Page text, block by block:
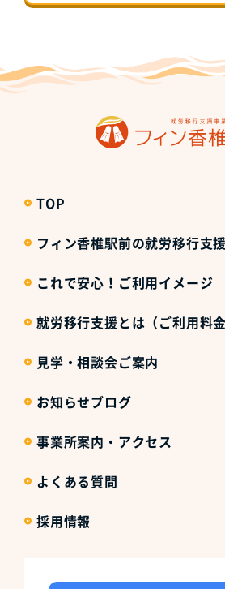
TOP
フィン香椎駅前の就労移行支援
これで安心！ご利用イメージ
就労移行支援とは（ご利用料金
見学・相談会ご案内
お知らせブログ
事業所案内・アクセス
よくある質問
採用情報